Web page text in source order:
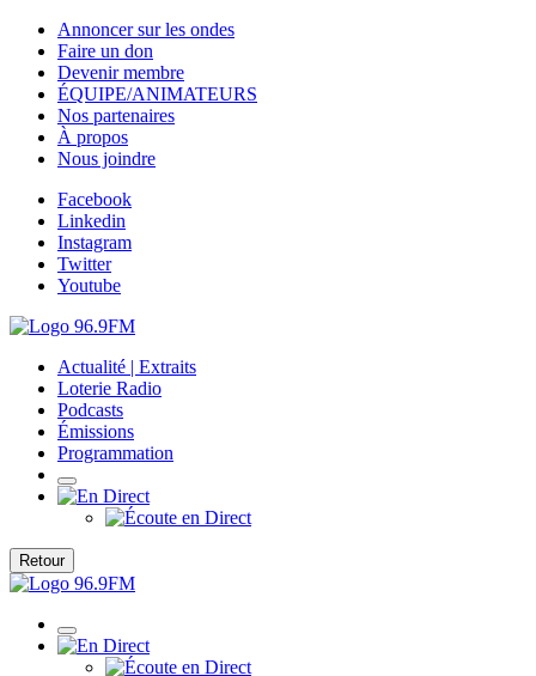
Annoncer sur les ondes
Faire un don
Devenir membre
ÉQUIPE/ANIMATEURS
Nos partenaires
À propos
Nous joindre
Facebook
Linkedin
Instagram
Twitter
Youtube
Actualité | Extraits
Loterie Radio
Podcasts
Émissions
Programmation
Retour